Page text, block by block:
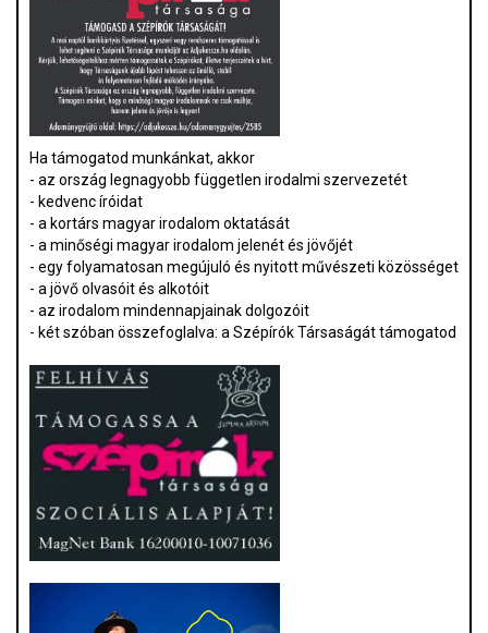
Ha támogatod munkánkat, akkor
- az ország legnagyobb független irodalmi szervezetét
- kedvenc íróidat
- a kortárs magyar irodalom oktatását
- a minőségi magyar irodalom jelenét és jövőjét
- egy folyamatosan megújuló és nyitott művészeti közösséget
- a jövő olvasóit és alkotóit
- az irodalom mindennapjainak dolgozóit
- két szóban összefoglalva: a Szépírók Társaságát támogatod